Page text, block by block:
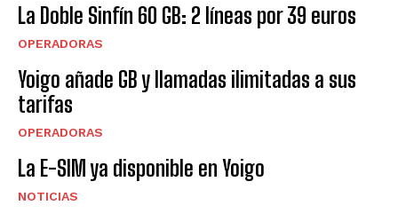
La Doble Sinfín 60 GB: 2 líneas por 39 euros
OPERADORAS
Yoigo añade GB y llamadas ilimitadas a sus
tarifas
OPERADORAS
La E-SIM ya disponible en Yoigo
NOTICIAS